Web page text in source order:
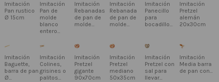
Imitación
Pan rustico
Ø 15cm
Imitación
Pan de
molde
blanco
entero...
Imitación
Rebanadas
de pan de
molde...
Imitación
Rebanada
de pan de
molde...
Imitación
Panecillo
para
bocadillo...
Imitación
Pretzel
alemán
20x30cm
Imitación
Baguette,
barra de pan
Ø...
Imitación
Colines,
grisines o
palitos...
Imitación
Pretzel
gigante
90x70cm
Imitación
Pretzel
mediano
50x35cm
Imitación
Pretzel con
sal para
llevar...
Imitación
Media barra
de pan con...